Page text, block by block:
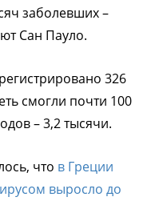
заболевших –
Сан Пауло.
326
смогли почти 100
– 3,2 тысячи.
что в Греции
выросло до